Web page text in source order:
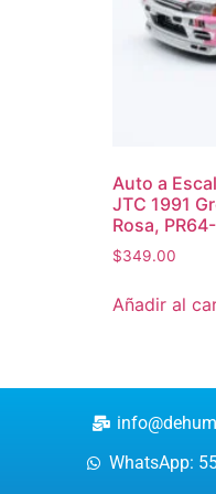
Auto a
JTC 1991
Rosa,
$349.00
Añadir al
WhatsApp: